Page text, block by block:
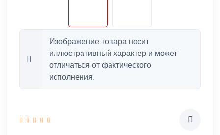
Изображение товара носит
иллюстративный характер и может
отличаться от фактического
исполнения.